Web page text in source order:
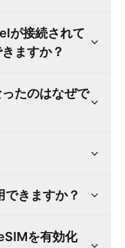
が接続されて
ますか？
たのはなぜで
きますか？
を有効化